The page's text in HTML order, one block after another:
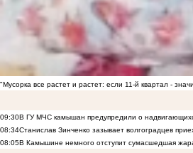
"Мусорка все растет и растет: если 11-й квартал -
09:30В ГУ МЧС камышан предупредили о
08:34Станислав Зинченко зазывает волгоградцев
08:05В Камышине немного отступит сумасшедшая